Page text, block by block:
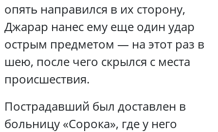
опять направился в их сторону,
Джарар нанес ему еще один удар
острым предметом — на этот раз в
шею, после чего скрылся с места
происшествия.
Пострадавший был доставлен в
больницу «Сорока», где у него